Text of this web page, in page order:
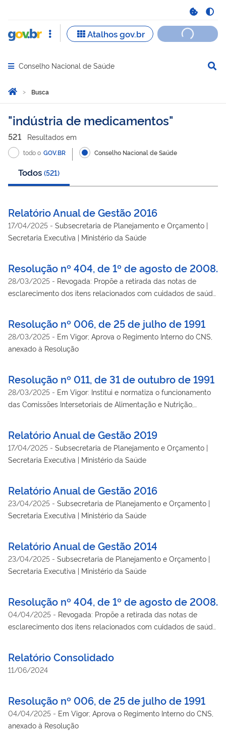
Abrir menu principal de navegação
Conselho Nacional de Saúde
Você está aqui:
Página Inicial
Busca
Busca
indústria de medicamentos
521 Resultados em
todo o GOV.BR Conselho Nacional de Saúde
Todos (521)
Relatório Anual de Gestão 2016
17/04/2025 - Subsecretaria de Planejamento e Orçamento |
Secretaria Executiva | Ministério da Saúde
Resolução nº 404, de 1º de agosto de 2008.
28/03/2025 - Revogada: Propõe a retirada das notas de
esclarecimento dos itens relacionados com cuidados de saúde
assistência à saúde, mantendo os seguintes textos da versão
2000 da Declaração de Helsinque. Revogada pela Resolução
466/12
Resolução nº 006, de 25 de julho de 1991
28/03/2025 - Em Vigor; Aprova o Regimento Interno do CNS,
anexado à Resolução
Resolução nº 011, de 31 de outubro de 1991
28/03/2025 - Em Vigor: Institui e normatiza o funcionamento
das Comissões Intersetoriais de Alimentação e Nutrição,
Farmacoepidemiologia, Saúde do Trabalhador, Saúde do Índio;
Em Vigor com Alterações
Relatório Anual de Gestão 2019
17/04/2025 - Subsecretaria de Planejamento e Orçamento |
Secretaria Executiva | Ministério da Saúde
Relatório Anual de Gestão 2016
23/04/2025 - Subsecretaria de Planejamento e Orçamento |
Secretaria Executiva | Ministério da Saúde
Relatório Anual de Gestão 2014
23/04/2025 - Subsecretaria de Planejamento e Orçamento |
Secretaria Executiva | Ministério da Saúde
Resolução nº 404, de 1º de agosto de 2008.
04/04/2025 - Revogada: Propõe a retirada das notas de
esclarecimento dos itens relacionados com cuidados de saúde
assistência à saúde, mantendo os seguintes textos da versão
2000 da Declaração de Helsinque. Revogada pela Resolução
Relatório Consolidado
11/06/2024
Resolução nº 006, de 25 de julho de 1991
04/04/2025 - Em Vigor; Aprova o Regimento Interno do CNS,
anexado à Resolução